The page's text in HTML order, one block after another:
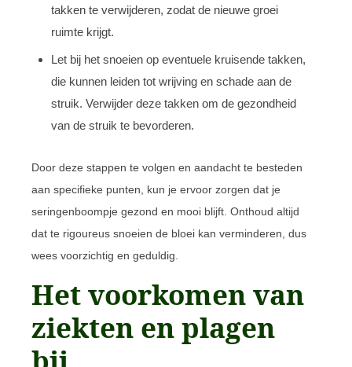
takken te verwijderen, zodat de nieuwe groei
ruimte krijgt.
Let bij het snoeien op eventuele kruisende takken,
die kunnen leiden tot wrijving en schade aan de
struik. Verwijder deze takken om de gezondheid
van de struik te bevorderen.
Door deze stappen te volgen en aandacht te besteden
aan specifieke punten, kun je ervoor zorgen dat je
seringenboompje gezond en mooi blijft. Onthoud altijd
dat te rigoureus snoeien de bloei kan verminderen, dus
wees voorzichtig en geduldig.
Het voorkomen van
ziekten en plagen